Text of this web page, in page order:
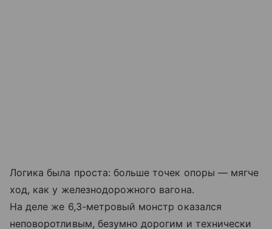
Логика была проста: больше точек опоры — мягче
ход, как у железнодорожного вагона.
На деле же 6,3-метровый монстр оказался
неповоротливым, безумно дорогим и технически